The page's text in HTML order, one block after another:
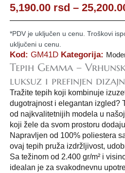
5,190.00 rsd –
*PDV je uključen u cenu. Troškovi
uključeni u cenu.
Kod: GM41D Kategorija:
Tepih Gemma –
luksuz i prefinjen dizajn
Tražite tepih koji kombinuje
dugotrajnost i elegantan izgled?
od najkvalitetnijih modela u
koji žele da svom prostoru
Napravljen od 100% poliestera
ovaj tepih pruža izdržljivost,
Sa težinom od 2.400 gr/m² i
idealan je za svakodnevnu